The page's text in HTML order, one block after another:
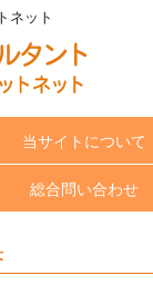
ネット
当サイトについて
総合問い合わせ